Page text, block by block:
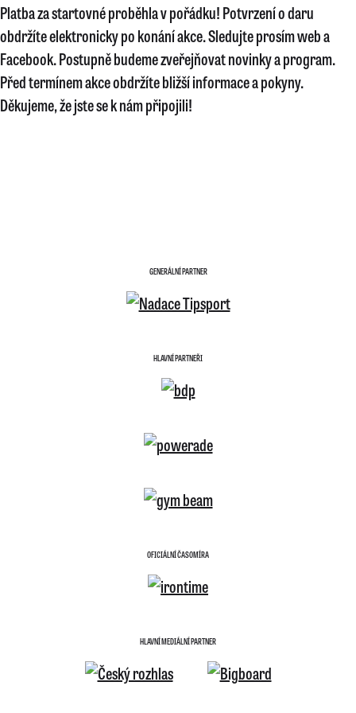
Platba za startovné proběhla v pořádku! Potvrzení o daru
obdržíte elektronicky po konání akce. Sledujte prosím web a
Facebook. Postupně budeme zveřejňovat novinky a program.
Před termínem akce obdržíte bližší informace a pokyny.
Děkujeme, že jste se k nám připojili!
GENERÁLNÍ PARTNER
HLAVNÍ PARTNEŘI
OFICIÁLNÍ ČASOMÍRA
HLAVNÍ MEDIÁLNÍ PARTNER